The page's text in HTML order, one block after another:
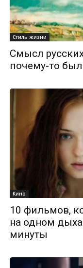
Стиль жизни
Смысл
почему-то был
Кино
10 фильмов,
на одном
минуты